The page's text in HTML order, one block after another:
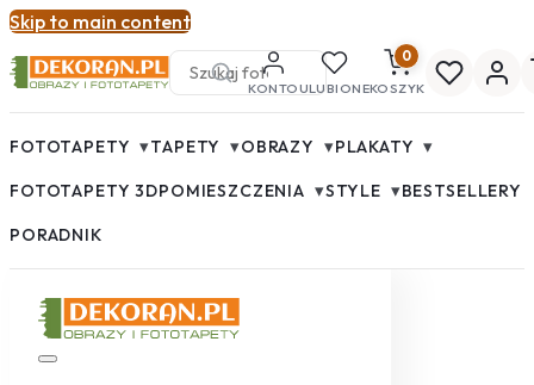
Skip to main content
KONTOULUBIONE
0
KOSZYK
FOTOTAPETY ▾TAPETY ▾OBRAZY ▾PLAKATY ▾
FOTOTAPETY 3DPOMIESZCZENIA ▾STYLE ▾BESTSELLERY
PORADNIK